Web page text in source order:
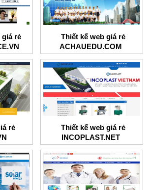
giá rẻ
Thiết kế web giá rẻ
ACHAUEDU.COM
rẻ
Thiết kế web giá rẻ
INCOPLAST.NET